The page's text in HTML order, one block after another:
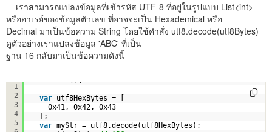
เราสามารถแปลงข้อมูลที่เข้ารหัส UTF-8 ที่อยู่ในรูปแบบ List<int>
หรืออาเรย์ของข้อมูลตัวเลข ที่อาจจะเป็น Hexademical หรือ
Decimal มาเป็นข้อความ String โดยใช้คำสั่ง utf8.decode(utf8Bytes)
ดูตัวอย่างเราแปลงข้อมูล 'ABC' ที่เป็น
ฐาน 16 กลับมาเป็นข้อความดังนี้
1
2
3
4
5
void main(){
var utf8HexBytes = [
0x41, 0x42, 0x43
];
var myStr = utf8.decode(utf8HexBytes);